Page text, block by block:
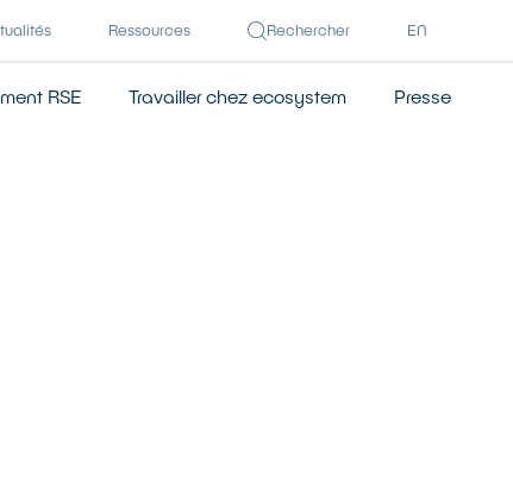
Ressources Rechercher EN
RSE Travailler chez ecosystem Presse